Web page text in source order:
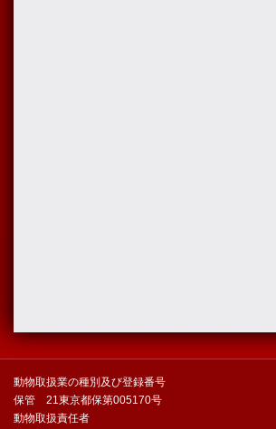
動物取扱業の種別及び登録番号
保管 21東京都保第005170号
動物取扱責任者